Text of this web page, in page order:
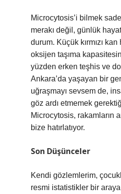
Microcytosis’i bilmek
merakı değil, günlük
durum. Küçük kırmızı
oksijen taşıma
yüzden erken teşhis ve
Ankara’da yaşayan bir
uğraşmayı sevsem de,
göz ardı etmemek
Microcytosis, rakamların
bize hatırlatıyor.
Son Düşünceler
Kendi gözlemlerim,
resmi istatistikler bir